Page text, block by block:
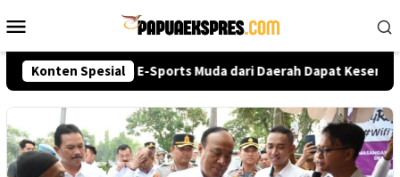
ke
Mobile
Konten Spesial
2026, Talenta E-Sports Muda dari Daerah Dapat